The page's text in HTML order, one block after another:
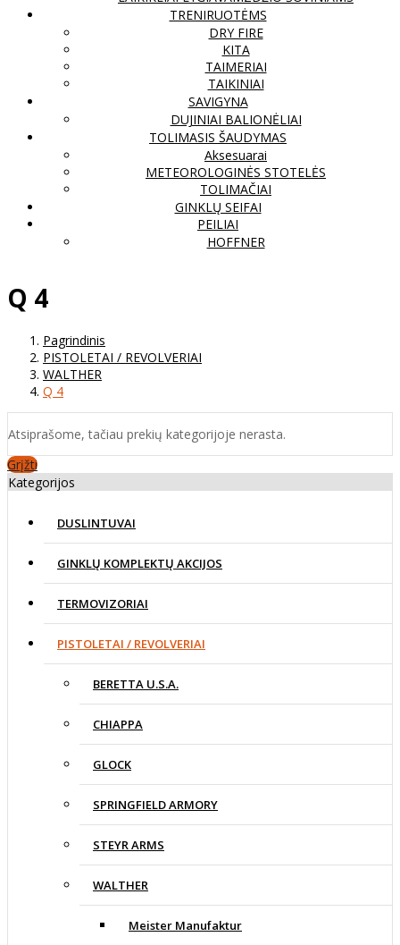
TRENIRUOTĖMS
DRY FIRE
KITA
TAIMERIAI
TAIKINIAI
SAVIGYNA
DUJINIAI BALIONĖLIAI
TOLIMASIS ŠAUDYMAS
Aksesuarai
METEOROLOGINĖS STOTELĖS
TOLIMAČIAI
GINKLŲ SEIFAI
PEILIAI
HOFFNER
Q 4
Pagrindinis
PISTOLETAI / REVOLVERIAI
WALTHER
Q 4
Atsiprašome, tačiau prekių kategorijoje nerasta.
Grįžti
Kategorijos
DUSLINTUVAI
GINKLŲ KOMPLEKTŲ AKCIJOS
TERMOVIZORIAI
PISTOLETAI / REVOLVERIAI
BERETTA U.S.A.
CHIAPPA
GLOCK
SPRINGFIELD ARMORY
STEYR ARMS
WALTHER
Meister Manufaktur